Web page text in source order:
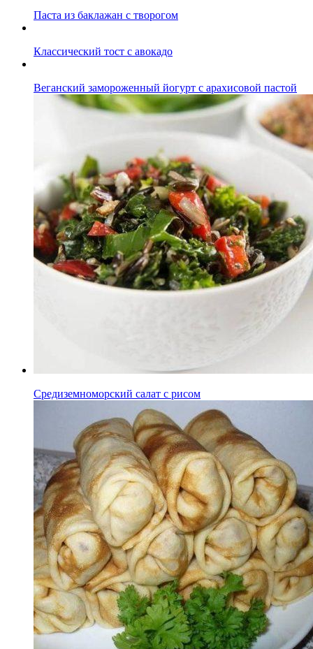
Паста из баклажан с творогом
Классический тост с авокадо
Веганский замороженный йогурт с арахисовой пастой
Средиземноморский салат с рисом